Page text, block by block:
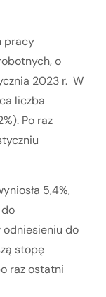
pracy
o
2023 r. W
liczba
Po raz
5,4%,
do
stopę
raz ostatni